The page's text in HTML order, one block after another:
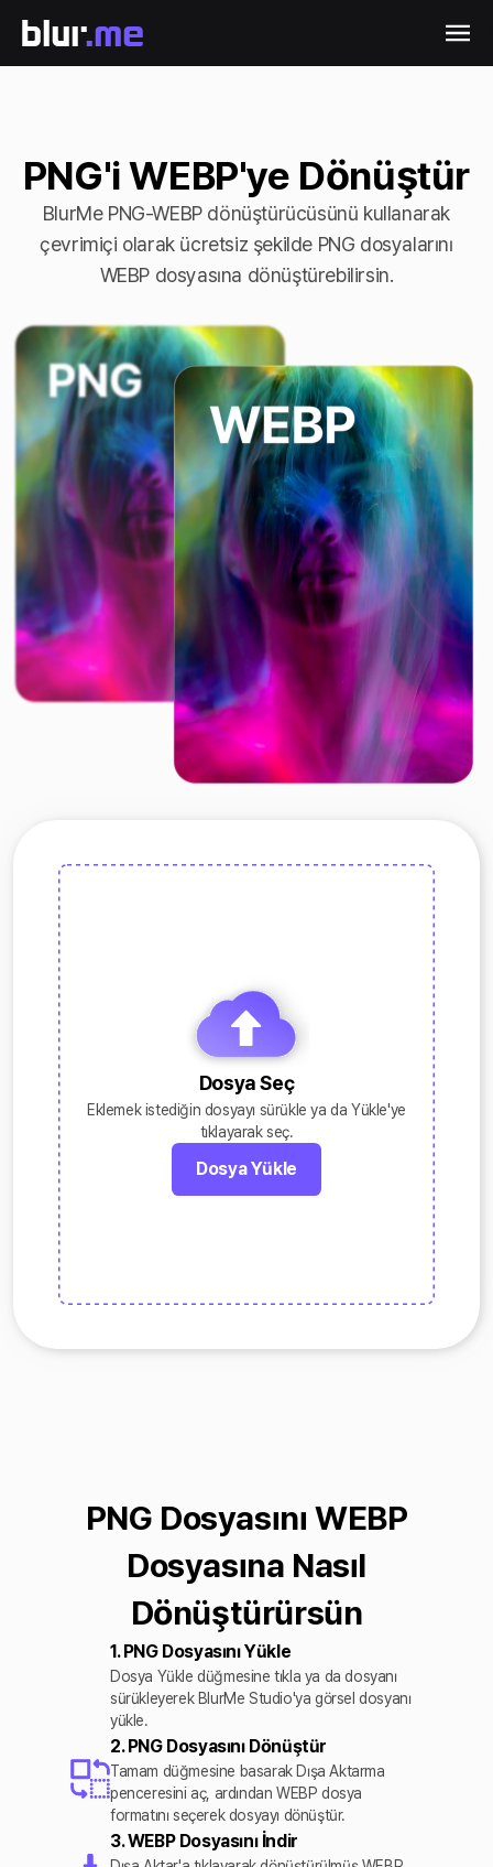
PNG'i WEBP'ye Dönüştür
BlurMe PNG-WEBP dönüştürücüsünü kullanarak
çevrimiçi olarak ücretsiz şekilde PNG dosyalarını
WEBP dosyasına dönüştürebilirsin.
Dosya Seç
Eklemek istediğin dosyayı sürükle ya da Yükle'ye
tıklayarak seç.
Dosya Yükle
PNG Dosyasını WEBP
Dosyasına Nasıl
Dönüştürürsün
1. PNG Dosyasını Yükle
Dosya Yükle düğmesine tıkla ya da dosyanı
sürükleyerek BlurMe Studio'ya görsel dosyanı
yükle.
2. PNG Dosyasını Dönüştür
Tamam düğmesine basarak Dışa Aktarma
penceresini aç, ardından WEBP dosya
formatını seçerek dosyayı dönüştür.
3. WEBP Dosyasını İndir